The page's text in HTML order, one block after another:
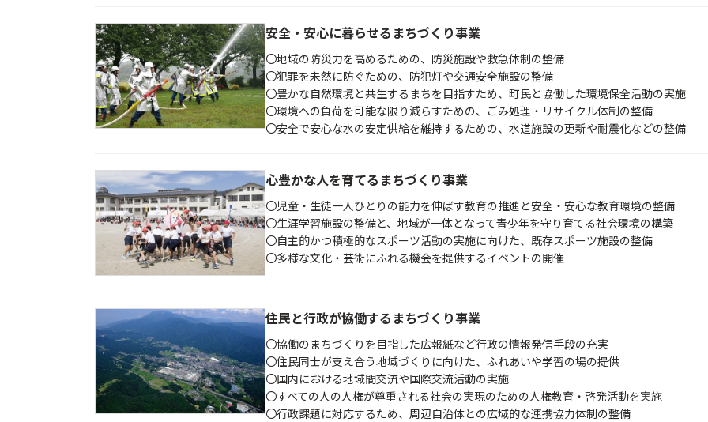
安全・安心に暮らせるまちづくり事業
〇地域の防災力を高めるための、防災施設や救急体制の整備
〇犯罪を未然に防ぐための、防犯灯や交通安全施設の整備
〇豊かな自然環境と共生するまちを目指すため、町民と協働した環境保全活動の実施
〇環境への負荷を可能な限り減らすための、ごみ処理・リサイクル体制の整備
〇安全で安心な水の安定供給を維持するための、水道施設の更新や耐震化などの整備
心豊かな人を育てるまちづくり事業
〇児童・生徒一人ひとりの能力を伸ばす教育の推進と安全・安心な教育環境の整備
〇生涯学習施設の整備と、地域が一体となって青少年を守り育てる社会環境の構築
〇自主的かつ積極的なスポーツ活動の実施に向けた、既存スポーツ施設の整備
〇多様な文化・芸術にふれる機会を提供するイベントの開催
住民と行政が協働するまちづくり事業
〇協働のまちづくりを目指した広報紙など行政の情報発信手段の充実
〇住民同士が支え合う地域づくりに向けた、ふれあいや学習の場の提供
〇国内における地域間交流や国際交流活動の実施
〇すべての人の人権が尊重される社会の実現のための人権教育・啓発活動を実施
〇行政課題に対応するため、周辺自治体との広域的な連携協力体制の整備